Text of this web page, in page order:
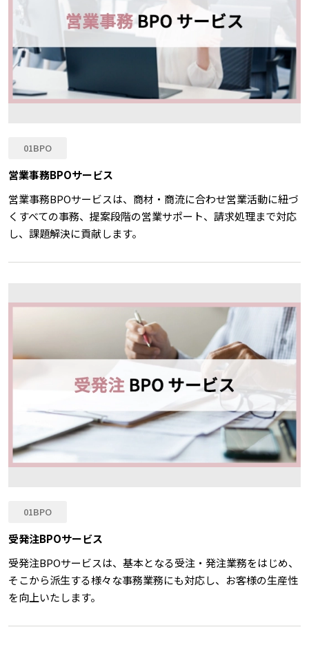
01BPO
営業事務BPOサービス
営業事務BPOサービスは、商材・商流に合わせ営業活動に紐づ
くすべての事務、提案段階の営業サポート、請求処理まで対応
し、課題解決に貢献します。
01BPO
受発注BPOサービス
受発注BPOサービスは、基本となる受注・発注業務をはじめ、
そこから派⽣する様々な事務業務にも対応し、お客様の⽣産性
を向上いたします。